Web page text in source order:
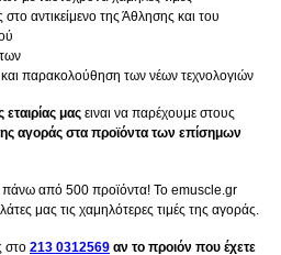
στο αντικείμενο της Άθλησης και του
παρακολούθηση των νέων τεχνολογιών
μας ειναι να παρέχουμε στους
αγοράς στα προϊόντα των επίσημων
πάνω από 500 προϊόντα! Το emuscle.gr
μας τις χαμηλότερες τιμές της αγοράς.
στο 213 0312569 αν το προιόν που έχετε